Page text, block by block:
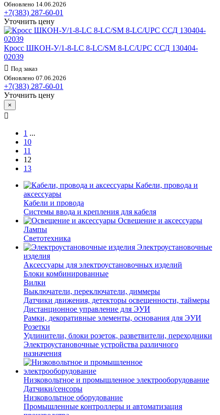
Обновлено 14.06.2026
+7(383) 287-60-01
Уточнить цену
Кросс ШКОН-У/1-8-LC 8-LC/SM 8-LC/UPC ССД 130404-
02039
Под заказ
Обновлено 07.06.2026
+7(383) 287-60-01
Уточнить цену
×
1 ...
10
11
12
13
Кабели, провода и
аксессуары
Кабели и провода
Системы ввода и крепления для кабеля
Освещение и аксессуары
Лампы
Светотехника
Электроустановочные
изделия
Аксессуары для электроустановочных изделий
Блоки комбинированные
Вилки
Выключатели, переключатели, диммеры
Датчики движения, детекторы освещенности, таймеры
Дистанционное управление для ЭУИ
Рамки, декоративные элементы, основания для ЭУИ
Розетки
Удлинители, блоки розеток, разветвители, переходники
Электроустановочные устройства различного
назначения
Низковольтное и промышленное электрооборудование
Датчики/сенсоры
Низковольтное оборудование
Промышленные контроллеры и автоматизация